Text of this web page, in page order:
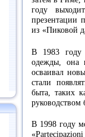
году
презентации
из «Пиковой
В 1983 году
одежды, она
осваивал
стали
быта, таких
руководством
В 1998 году